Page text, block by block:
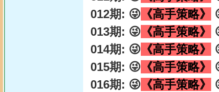
012期: 😜 《高手策略》
013期: 😜 《高手策略》
014期: 😜 《高手策略》
015期: 😜 《高手策略》
016期: 😜 《高手策略》